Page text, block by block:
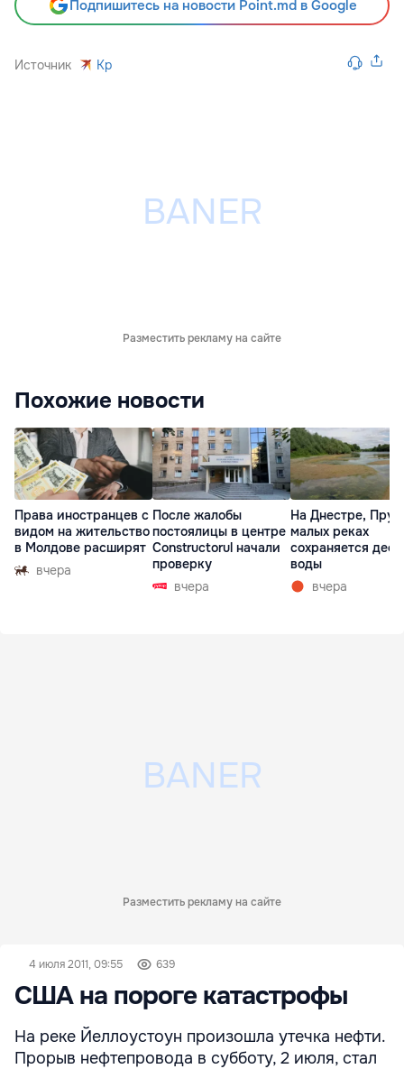
Подпишитесь на новости Point.md в Google
Источник Kp
Разместить рекламу на сайте
Похожие новости
Права иностранцев с
видом на жительство
в Молдове расширят
вчера
После жалобы
постоялицы в центре
Constructorul начали
проверку
вчера
На Днестре,
малых реках
сохраняется
воды
вчера
Разместить рекламу на сайте
4 июля 2011, 09:55 639
США на пороге катастрофы
На реке Йеллоустоун произошла утечка нефти.
Прорыв нефтепровода в субботу, 2 июля, стал